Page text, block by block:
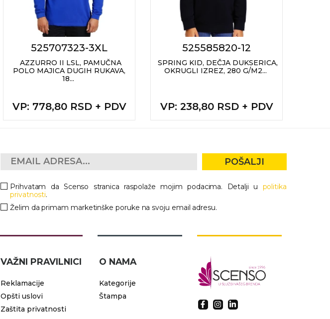
525707323-3XL
AZZURRO II LSL, PAMUČNA
POLO MAJICA DUGIH RUKAVA,
18...
VP: 778,80 RSD + PDV
525585820-12
SPRING KID, DEČJA DUKSERICA,
OKRUGLI IZREZ, 280 G/M2...
VP: 238,80 RSD + PDV
POŠALJI
Prihvatam da Scenso stranica raspolaže mojim podacima. Detalji u politika
privatnosti.
Želim da primam marketinške poruke na svoju email adresu.
VAŽNI PRAVILNICI
Reklamacije
Opšti uslovi
Zaštita privatnosti
O NAMA
Kategorije
Štampa